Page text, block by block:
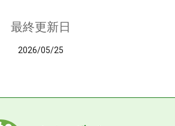
最終更新日
2026/05/25